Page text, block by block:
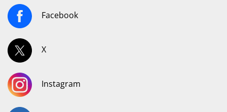
Facebook
X
Instagram